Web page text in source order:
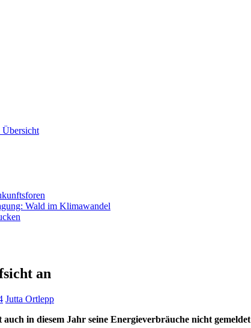
Wald im Klimawandel
an
Jutta Ortlepp
in diesem Jahr seine Energieverbräuche nicht gemeldet